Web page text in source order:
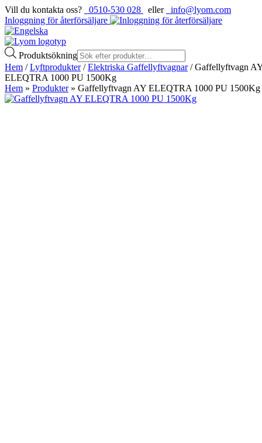
Vill du kontakta oss? 0510-530 028 eller
info@lyom.com
Inloggning för återförsäljare
Produktsökning
Hem /Lyftprodukter/Elektriska Gaffellyftvagnar/ Gaffellyftvagn
ELEQTRA 1000 PU 1500Kg
Hem » Produkter» Gaffellyftvagn AY ELEQTRA 1000 PU 1500Kg